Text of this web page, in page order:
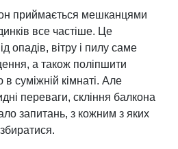
приймається мешканцями
все частіше. Це
опадів, вітру і пилу саме
а також поліпшити
в суміжній кімнаті. Але
переваги, скління балкона
запитань, з кожним з яких